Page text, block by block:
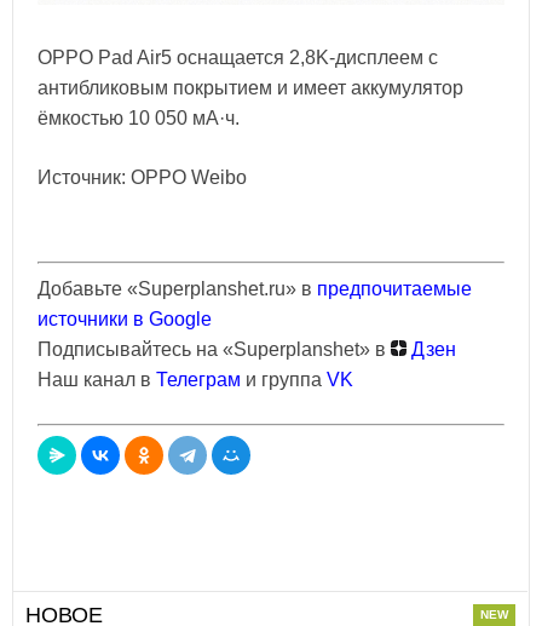
OPPO Pad Air5 оснащается 2,8K-дисплеем с
антибликовым покрытием и имеет аккумулятор
ёмкостью 10 050 мА·ч.
Источник: OPPO Weibo
Добавьте «Superplanshet.ru» в предпочитаемые
источники в Google
Подписывайтесь на «Superplanshet» в
Дзен
Наш канал в Телеграм и группа VK
НОВОЕ